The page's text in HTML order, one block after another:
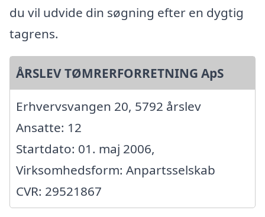
du vil udvide din søgning efter en dygtig
tagrens.
ÅRSLEV TØMRERFORRETNING ApS
Erhvervsvangen 20, 5792 årslev
Ansatte: 12
Startdato: 01. maj 2006,
Virksomhedsform: Anpartsselskab
CVR: 29521867